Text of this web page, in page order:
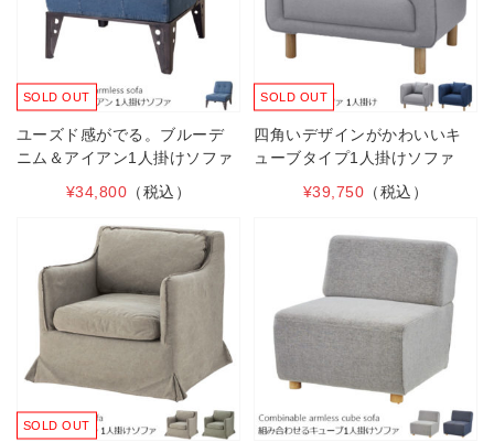
SOLD OUT
ユーズド感がでる。ブルーデ
ニム＆アイアン1人掛けソファ
¥34,800 （税込）
SOLD OUT
四角いデザインがかわいいキ
ューブタイプ1人掛けソファ
¥39,750 （税込）
SOLD OUT